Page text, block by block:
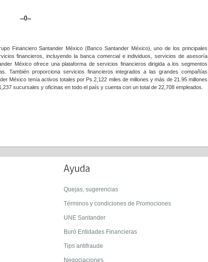
--0--
Financiero Santander México (Banco Santander México), uno de los principales
financieros, incluyendo la banca comercial e individuos, servicios de asesoría
México ofrece una plataforma de servicios financieros dirigida a los segmentos
También proporciona servicios financieros integrados a las grandes compañías
México tenía activos totales por Ps.2,122 miles de millones y más de 21.95 millones
sucursales y oficinas en todo el país y cuenta con un total de 22,708 empleados.
Ayuda
Quejas, sugerencias
Términos y condiciones de Promociones
UNE Santander
Buró Entidades Financieras
Tips antifraude
Negociaciones